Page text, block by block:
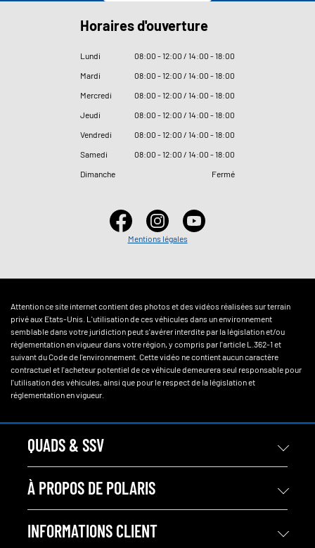
Horaires d'ouverture
Lundi 08:00 - 12:00 / 14:00 - 18:00
Mardi
08:00 - 12:00 / 14:00 - 18:00
Mercredi
08:00 - 12:00 / 14:00 - 18:00
Jeudi
08:00 - 12:00 / 14:00 - 18:00
Vendredi
08:00 - 12:00 / 14:00 - 18:00
Samedi
08:00 - 12:00 / 14:00 - 18:00
Dimanche
Fermé
Mentions légales
Attention ce site internet contient des photos et des vidéos réalisées sur terrain
privé aux Etats-Unis. L'utilisation de ces véhicules dans un environnement
semblable dans votre juridiction peut s'avérer interdite par la législation et/ou
réglementation en vigueur dans votre région, y compris par l'article L.362-1 et
suivant du Code de l'environnement. Cette vidéo ne contient aucun caractère
contractuel et l'acheteur potentiel de ce véhicule demeurera seul responsable pour
l'utilisation des véhicules, ainsi que pour le respect de la législation et
réglementation en vigueur.
QUADS & SSV
À PROPOS DE POLARIS
INFORMATIONS CLIENT